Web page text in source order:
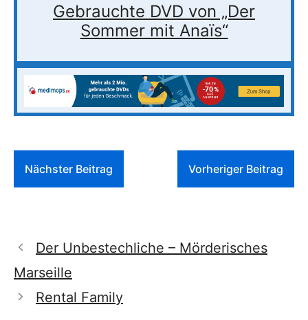
Gebrauchte DVD von „Der
Sommer mit Anaïs“
Nächster Beitrag Vorheriger Beitrag
Der Unbestechliche – Mörderisches
Marseille
Rental Family